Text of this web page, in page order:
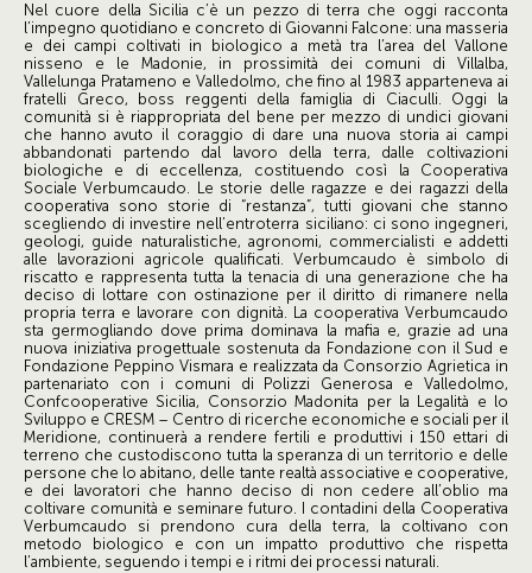
Nel cuore della Sicilia c’è un pezzo di terra che oggi racconta
l’impegno quotidiano e concreto di Giovanni Falcone: una masseria
e dei campi coltivati in biologico a metà tra l’area del Vallone
nisseno e le Madonie, in prossimità dei comuni di Villalba,
Vallelunga Pratameno e Valledolmo, che fino al 1983 apparteneva ai
fratelli Greco, boss reggenti della famiglia di Ciaculli. Oggi la
comunità si è riappropriata del bene per mezzo di undici giovani
che hanno avuto il coraggio di dare una nuova storia ai campi
abbandonati partendo dal lavoro della terra, dalle coltivazioni
biologiche e di eccellenza, costituendo così la Cooperativa
Sociale Verbumcaudo. Le storie delle ragazze e dei ragazzi della
cooperativa sono storie di “restanza”, tutti giovani che stanno
scegliendo di investire nell’entroterra siciliano: ci sono ingegneri,
geologi, guide naturalistiche, agronomi, commercialisti e addetti
alle lavorazioni agricole qualificati. Verbumcaudo è simbolo di
riscatto e rappresenta tutta la tenacia di una generazione che ha
deciso di lottare con ostinazione per il diritto di rimanere nella
propria terra e lavorare con dignità. La cooperativa Verbumcaudo
sta germogliando dove prima dominava la mafia e, grazie ad una
nuova iniziativa progettuale sostenuta da Fondazione con il Sud e
Fondazione Peppino Vismara e realizzata da Consorzio Agrietica in
partenariato con i comuni di Polizzi Generosa e Valledolmo,
Confcooperative Sicilia, Consorzio Madonita per la Legalità e lo
Sviluppo e CRESM – Centro di ricerche economiche e sociali per il
Meridione, continuerà a rendere fertili e produttivi i 150 ettari di
terreno che custodiscono tutta la speranza di un territorio e delle
persone che lo abitano, delle tante realtà associative e cooperative,
e dei lavoratori che hanno deciso di non cedere all’oblio ma
coltivare comunità e seminare futuro. I contadini della Cooperativa
Verbumcaudo si prendono cura della terra, la coltivano con
metodo biologico e con un impatto produttivo che rispetta
l’ambiente, seguendo i tempi e i ritmi dei processi naturali.